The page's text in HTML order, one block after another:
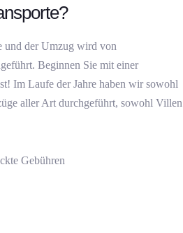
und der Umzug wird von
Beginnen Sie mit einer
Im Laufe der Jahre haben wir sowohl
aller Art durchgeführt, sowohl Villen
Gebühren